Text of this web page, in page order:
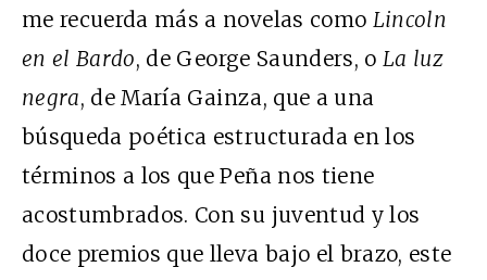
me recuerda más a novelas como Lincoln
en el Bardo, de George Saunders, o La luz
negra, de María Gainza, que a una
búsqueda poética estructurada en los
términos a los que Peña nos tiene
acostumbrados. Con su juventud y los
doce premios que lleva bajo el brazo, este